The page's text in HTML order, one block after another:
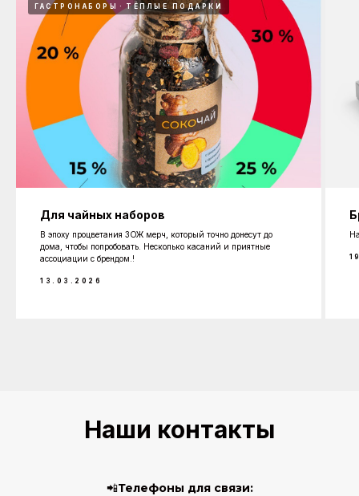
ГАСТРОНАБОРЫ ТЁПЛЫЕ ПОДАРКИ
Для чайных наборов
В эпоху процветания ЗОЖ мерч, который точно донесут до
дома, чтобы попробовать. Несколько касаний и приятные
ассоциации с брендом.!
13.03.2026
Наши контакты
📲Телефоны для связи: